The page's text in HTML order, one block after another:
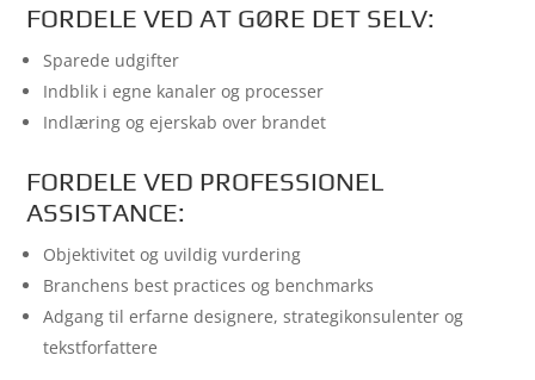
FORDELE VED AT GØRE DET SELV:
Sparede udgifter
Indblik i egne kanaler og processer
Indlæring og ejerskab over brandet
FORDELE VED PROFESSIONEL
ASSISTANCE:
Objektivitet og uvildig vurdering
Branchens best practices og benchmarks
Adgang til erfarne designere, strategikonsulenter og
tekstforfattere